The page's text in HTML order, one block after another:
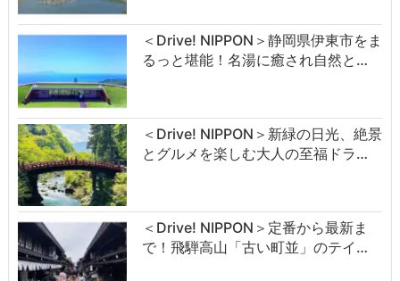
＜Drive! NIPPON＞静岡県伊東市をま
るっと堪能！名湯に癒され自然と…
＜Drive! NIPPON＞新緑の日光、絶景
とグルメを楽しむ大人の至福ドラ…
＜Drive! NIPPON＞定番から最新ま
で！飛騨高山「古い町並」のテイ…